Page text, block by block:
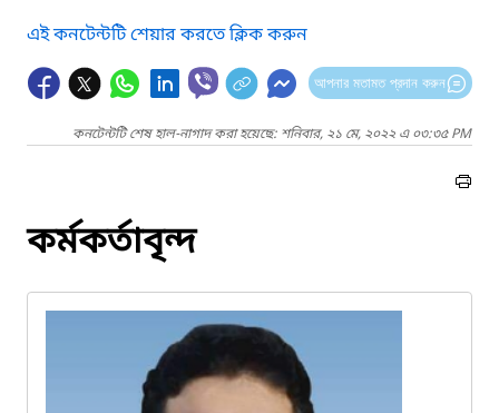
এই কনটেন্টটি শেয়ার করতে ক্লিক করুন
আপনার মতামত প্রদান করুন
কনটেন্টটি শেষ হাল-নাগাদ করা হয়েছে: শনিবার, ২১ মে, ২০২২ এ ০৩:৩৫ PM
কর্মকর্তাবৃন্দ